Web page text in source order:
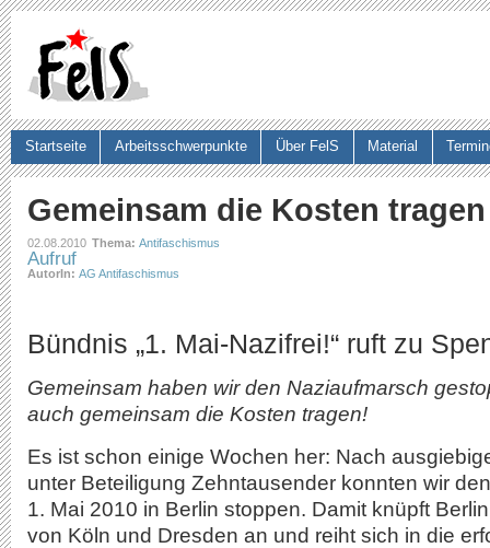
Gemeinsam die Kosten tragen
02.08.2010 Thema: Antifaschismus
Aufruf
AutorIn: AG Antifaschismus
Bündnis „1. Mai-Nazifrei!“ ruft zu
Gemeinsam haben wir den Naziaufmarsch
auch gemeinsam die Kosten tragen!
Es ist schon einige Wochen her: Nach
unter Beteiligung Zehntausender konnten wir
1. Mai 2010 in Berlin stoppen. Damit knüpft
von Köln und Dresden an und reiht sich in die
Startseite Arbeitsschwerpunkte Über FelS Material
Suchformular